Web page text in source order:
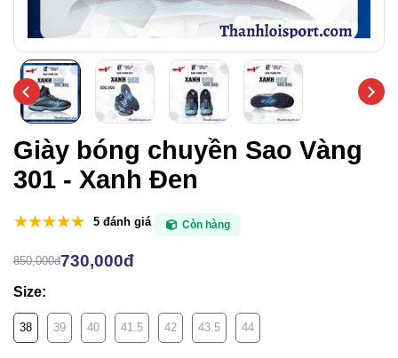
Giày bóng chuyền Sao Vàng
301 - Xanh Đen
5 đánh giá Còn hàng
850,000đ730,000đ
Size:
38 39 40 41.5 42 43.5 44